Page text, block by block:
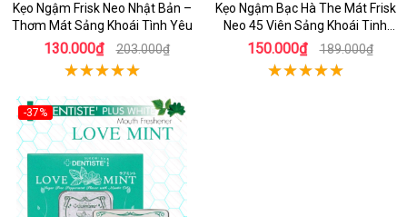
Kẹo Ngậm Frisk Neo Nhật Bản –
Thơm Mát Sảng Khoái Tình Yêu
130.000₫ 203.000₫
Kẹo Ngậm Bạc Hà The Mát Frisk
Neo 45 Viên Sảng Khoái Tinh
Thần
150.000₫ 189.000₫
-37%
Hot